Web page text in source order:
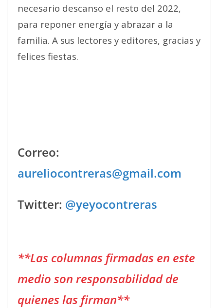
necesario descanso el resto del 2022,
para reponer energía y abrazar a la
familia. A sus lectores y editores, gracias y
felices fiestas.
Correo:
aureliocontreras@gmail.com
Twitter: @yeyocontreras
**Las columnas firmadas en este
medio son responsabilidad de
quienes las firman**